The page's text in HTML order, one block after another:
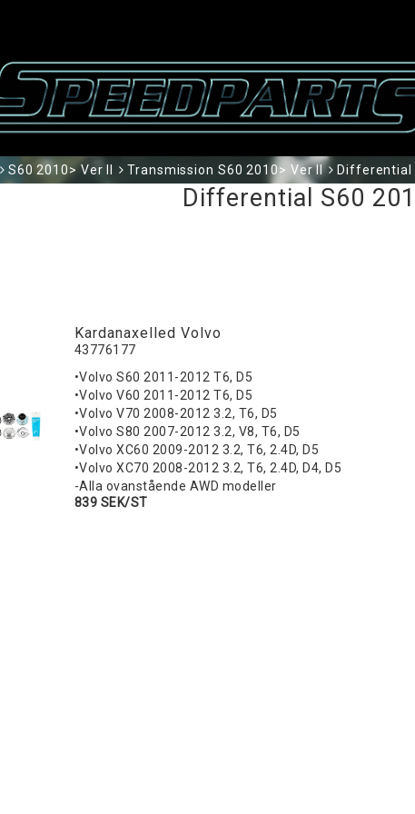
S60 2010> Ver II Transmission S60 2010> Ver II Differential
Differential S60
Kardanaxelled Volvo
43776177
•Volvo S60 2011-2012 T6, D5
•Volvo V60 2011-2012 T6, D5
•Volvo V70 2008-2012 3.2, T6, D5
•Volvo S80 2007-2012 3.2, V8, T6, D5
•Volvo XC60 2009-2012 3.2, T6, 2.4D, D5
•Volvo XC70 2008-2012 3.2, T6, 2.4D, D4, D5
-Alla ovanstående AWD modeller
839 SEK/ST